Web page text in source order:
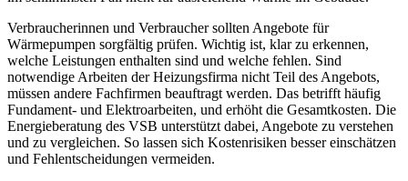
Verbraucherinnen und Verbraucher sollten Angebote für
Wärmepumpen sorgfältig prüfen. Wichtig ist, klar zu erkennen,
welche Leistungen enthalten sind und welche fehlen. Sind
notwendige Arbeiten der Heizungsfirma nicht Teil des Angebots,
müssen andere Fachfirmen beauftragt werden. Das betrifft häufig
Fundament- und Elektroarbeiten, und erhöht die Gesamtkosten. Die
Energieberatung des VSB unterstützt dabei, Angebote zu verstehen
und zu vergleichen. So lassen sich Kostenrisiken besser einschätzen
und Fehlentscheidungen vermeiden.